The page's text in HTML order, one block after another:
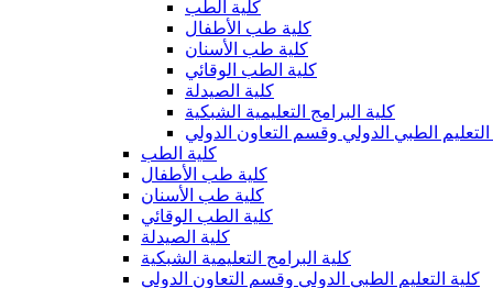
كلية الطب
كلية طب الأطفال
كلية طب الأسنان
كلية الطب الوقائي
كلية الصيدلة
كلية البرامج التعليمية الشبكية
التعليم الطبي الدولي وقسم التعاون الدولي
كلية الطب
كلية طب الأطفال
كلية طب الأسنان
كلية الطب الوقائي
كلية الصيدلة
كلية البرامج التعليمية الشبكية
كلية التعليم الطبي الدولي وقسم التعاون الدولي